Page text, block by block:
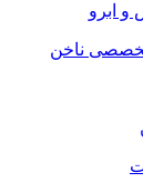
و ابرو
تخصصی ناخن